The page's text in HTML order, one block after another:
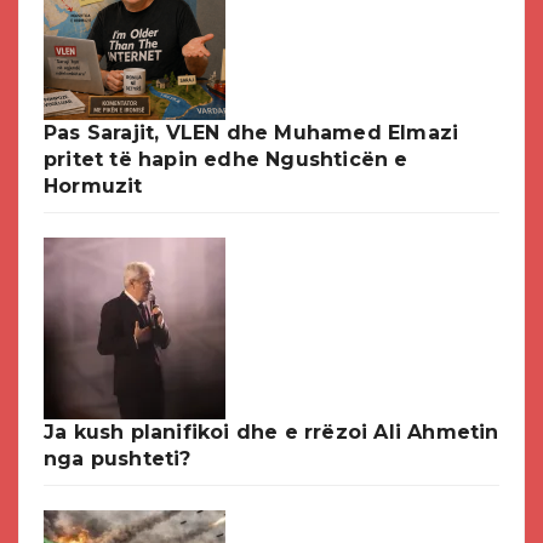
Pas Sarajit, VLEN dhe Muhamed Elmazi
pritet të hapin edhe Ngushticën e
Hormuzit
Ja kush planifikoi dhe e rrëzoi Ali Ahmetin
nga pushteti?